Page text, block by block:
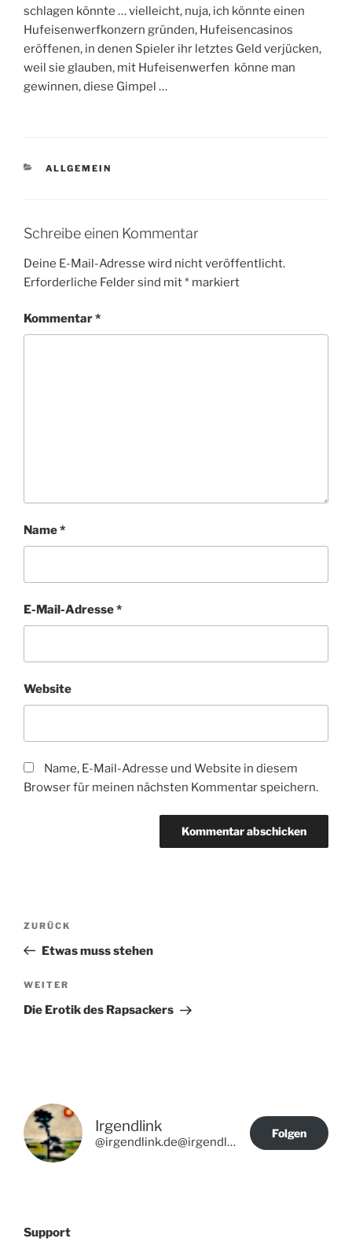
schlagen könnte … vielleicht, nuja, ich könnte einen
Hufeisenwerfkonzern gründen, Hufeisencasinos
eröffenen, in denen Spieler ihr letztes Geld verjücken,
weil sie glauben, mit Hufeisenwerfen könne man
gewinnen, diese Gimpel …
KATEGORIEN
ALLGEMEIN
Schreibe einen Kommentar
Deine E-Mail-Adresse wird nicht veröffentlicht.
Erforderliche Felder sind mit* markiert
Kommentar*
Name*
E-Mail-Adresse*
Website
Name, E-Mail-Adresse und Website in diesem
Browser für meinen nächsten Kommentar speichern.
Beitragsnavigation
Vorheriger
Beitrag
ZURÜCK
Etwas muss stehen
Nächster
Beitrag
WEITER
Die Erotik des Rapsackers
Irgendlink
@irgendlink.de@irgendlink.de
Folgen
Support